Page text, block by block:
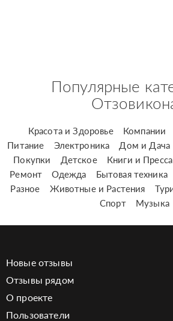
Популярные
Красота и Здоровье Компании
Питание
Электроника Дом и Дача
Покупки
Детское Книги и Пресса
Ремонт
Одежда Бытовая техника
Разное
Животные и Растения
Спорт
Музыка
Новые отзывы
Отзывы рядом
О проекте
Пользователи